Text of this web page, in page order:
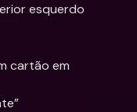
esquerdo
cartão em